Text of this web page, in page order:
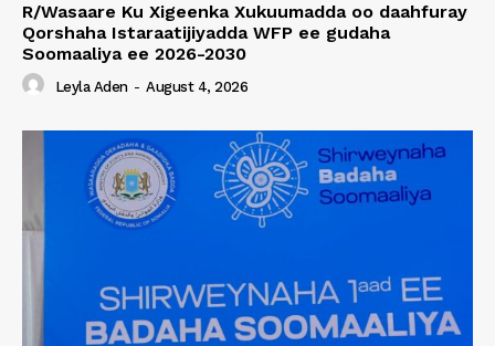
R/Wasaare Ku Xigeenka Xukuumadda oo daahfuray
Qorshaha Istaraatijiyadda WFP ee gudaha
Soomaaliya ee 2026-2030
Leyla Aden - August 4, 2026